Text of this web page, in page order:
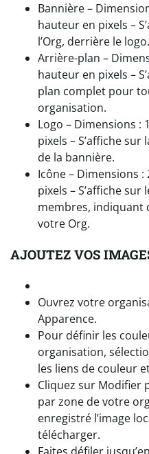
Bannière –
hauteur en pixels –
l’Org, derrière le logo.
Arrière-plan –
hauteur en pixels –
plan complet pour
organisation.
Logo – Dimensions :
pixels – S’affiche
de la bannière.
Icône – Dimensions
pixels – S’affiche
membres, indiquant
votre Org.
AJOUTEZ VOS
Ouvrez votre
Apparence.
Pour définir les
organisation,
les liens de couleur
Cliquez sur Modifier
par zone de votre
enregistré l’image
télécharger.
Faites défiler